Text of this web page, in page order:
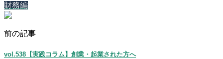
財務編
前の記事
vol.538【実践コラム】創業・起業された方へ